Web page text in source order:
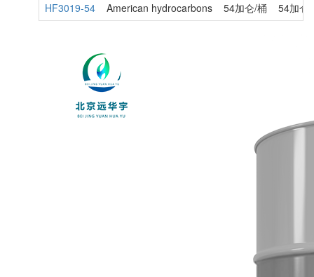
HF3019-54
American hydrocarbons 54加仑/桶 54加仑